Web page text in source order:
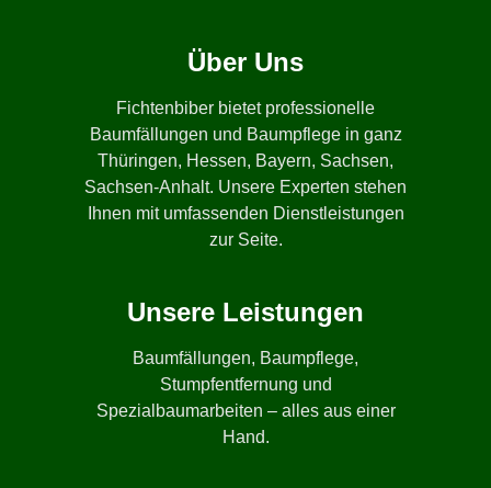
Über Uns
Fichtenbiber bietet professionelle
Baumfällungen und Baumpflege in ganz
Thüringen, Hessen, Bayern, Sachsen,
Sachsen-Anhalt. Unsere Experten stehen
Ihnen mit umfassenden Dienstleistungen
zur Seite.
Unsere Leistungen
Baumfällungen, Baumpflege,
Stumpfentfernung und
Spezialbaumarbeiten – alles aus einer
Hand.